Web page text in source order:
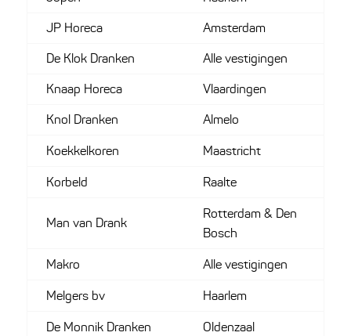
JP Horeca Amsterdam
De Klok Dranken Alle vestigingen
Knaap Horeca Vlaardingen
Knol Dranken Almelo
Koekkelkoren Maastricht
Korbeld Raalte
Man van Drank
Rotterdam & Den
Bosch
Makro Alle vestigingen
Melgers bv Haarlem
De Monnik Dranken Oldenzaal